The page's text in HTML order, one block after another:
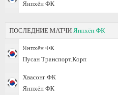
Янпхён ФК
ПОСЛЕДНИЕ МАТЧИ Янпхён ФК
Янпхён ФК
Пусан Транспорт.Корп
Хвасонг ФК
Янпхён ФК